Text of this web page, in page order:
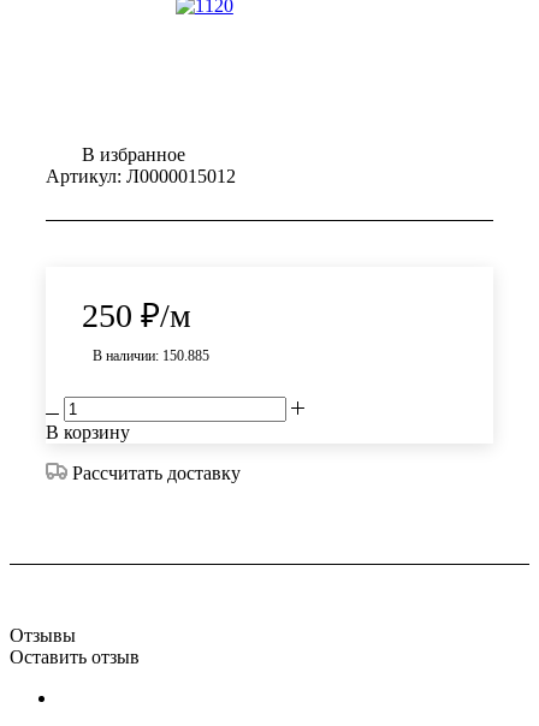
В избранное
Артикул: Л0000015012
250 ₽/м
В наличии: 150.885
В корзину
Рассчитать доставку
Отзывы
Оставить отзыв